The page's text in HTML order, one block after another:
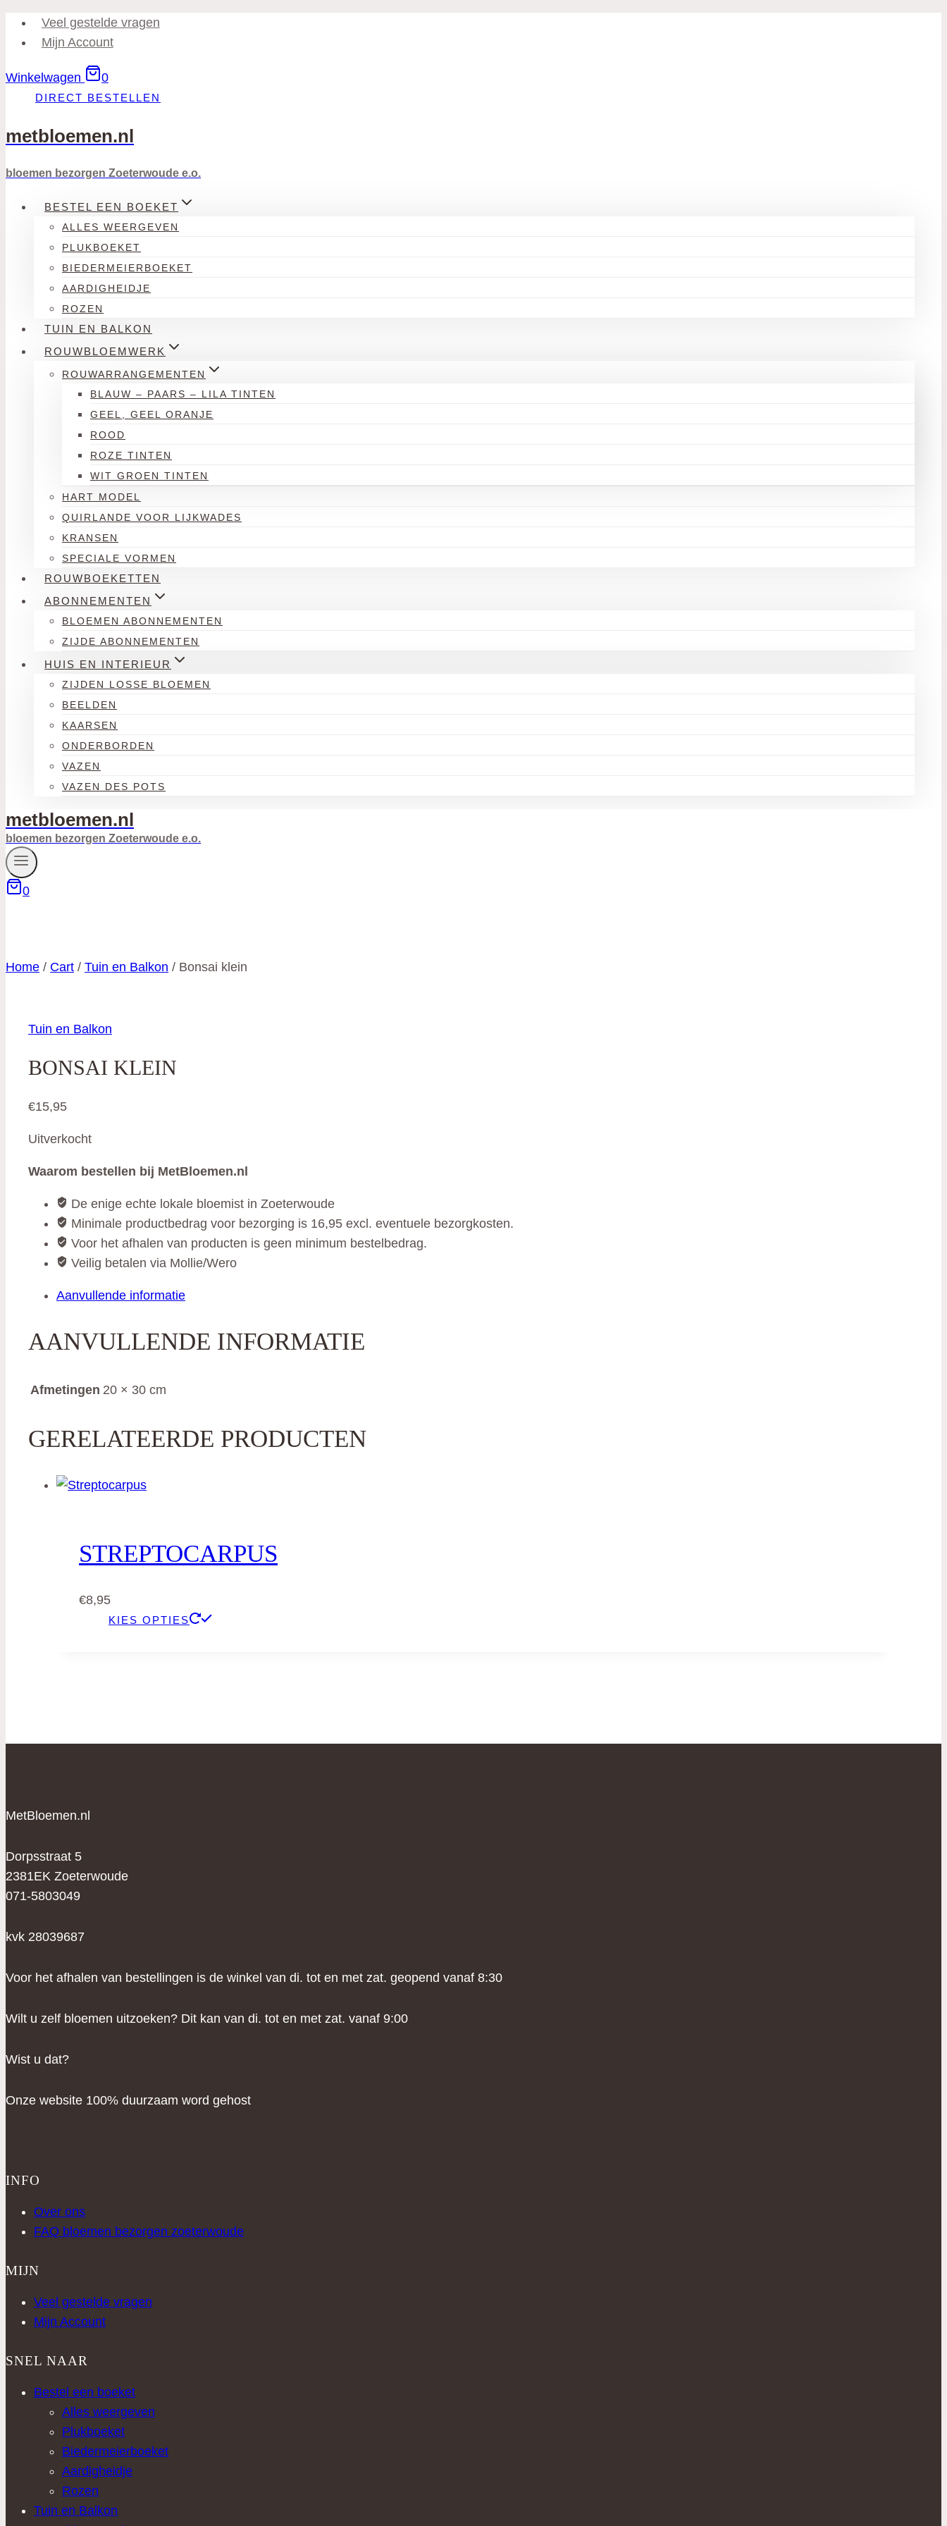
Doorgaan
naar
Veel gestelde vragen
Mijn Account
Winkelwagen 0
DIRECT BESTELLEN
metbloemen.nl
bloemen bezorgen Zoeterwoude e.o.
BESTEL EEN BOEKET
ALLES WEERGEVEN
PLUKBOEKET
BIEDERMEIERBOEKET
AARDIGHEIDJE
ROZEN
TUIN EN BALKON
ROUWBLOEMWERK
ROUWARRANGEMENTEN
BLAUW – PAARS – LILA TINTEN
GEEL, GEEL ORANJE
ROOD
ROZE TINTEN
WIT GROEN TINTEN
HART MODEL
QUIRLANDE VOOR LIJKWADES
KRANSEN
SPECIALE VORMEN
ROUWBOEKETTEN
ABONNEMENTEN
BLOEMEN ABONNEMENTEN
ZIJDE ABONNEMENTEN
HUIS EN INTERIEUR
ZIJDEN LOSSE BLOEMEN
BEELDEN
KAARSEN
ONDERBORDEN
VAZEN
VAZEN DES POTS
metbloemen.nl
bloemen bezorgen Zoeterwoude e.o.
0
Home / Cart / Tuin en Balkon / Bonsai klein
Tuin en Balkon
BONSAI KLEIN
€15,95
Uitverkocht
Waarom bestellen bij MetBloemen.nl
De enige echte lokale bloemist in Zoeterwoude
Minimale productbedrag voor bezorging is 16,95 excl. eventuele bezorgkosten.
Voor het afhalen van producten is geen minimum bestelbedrag.
Veilig betalen via Mollie/Wero
Aanvullende informatie
AANVULLENDE INFORMATIE
Afmetingen 20 × 30 cm
GERELATEERDE PRODUCTEN
STREPTOCARPUS
€8,95
KIES OPTIES
MetBloemen.nl
Dorpsstraat 5
2381EK Zoeterwoude
071-5803049
kvk 28039687
Voor het afhalen van bestellingen is de winkel van di. tot en met zat. geopend vanaf 8:30
Wilt u zelf bloemen uitzoeken? Dit kan van di. tot en met zat. vanaf 9:00
Wist u dat?
Onze website 100% duurzaam word gehost
INFO
Over ons
FAQ bloemen bezorgen zoeterwoude
MIJN
Veel gestelde vragen
Mijn Account
SNEL NAAR
Bestel een boeket
Alles weergeven
Plukboeket
Biedermeierboeket
Aardigheidje
Rozen
Tuin en Balkon